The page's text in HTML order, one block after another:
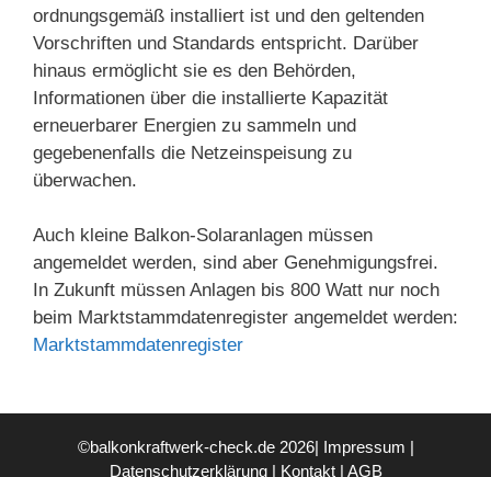
ordnungsgemäß installiert ist und den geltenden
Vorschriften und Standards entspricht. Darüber
hinaus ermöglicht sie es den Behörden,
Informationen über die installierte Kapazität
erneuerbarer Energien zu sammeln und
gegebenenfalls die Netzeinspeisung zu
überwachen.
Auch kleine Balkon-Solaranlagen müssen
angemeldet werden, sind aber Genehmigungsfrei.
In Zukunft müssen Anlagen bis 800 Watt nur noch
beim Marktstammdatenregister angemeldet werden:
Marktstammdatenregister
©balkonkraftwerk-check.de 2026| Impressum |
Datenschutzerklärung| Kontakt| AGB